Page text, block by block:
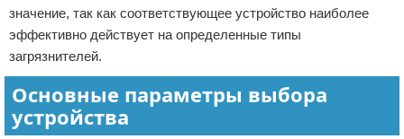
значение, так как соответствующее устройство наиболее
эффективно действует на определенные типы
загрязнителей.
Основные параметры выбора
устройства